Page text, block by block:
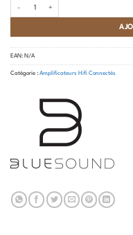
EAN: N/A
Catégorie : Amplificateurs Hifi Connectés